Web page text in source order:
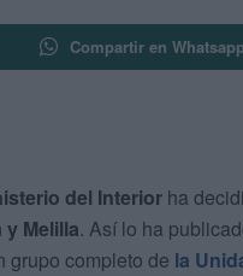
Compartir en
del Interior ha
y Melilla. Así lo ha
grupo completo de la